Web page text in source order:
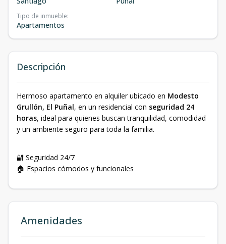
Tipo de inmueble:
Apartamentos
Descripción
Hermoso apartamento en alquiler ubicado en Modesto
Grullón, El Puñal, en un residencial con seguridad 24
horas, ideal para quienes buscan tranquilidad, comodidad
y un ambiente seguro para toda la familia.
🔐 Seguridad 24/7
🏠 Espacios cómodos y funcionales
Amenidades